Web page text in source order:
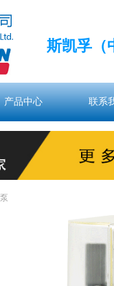
产品中心 联系
斯凯孚（